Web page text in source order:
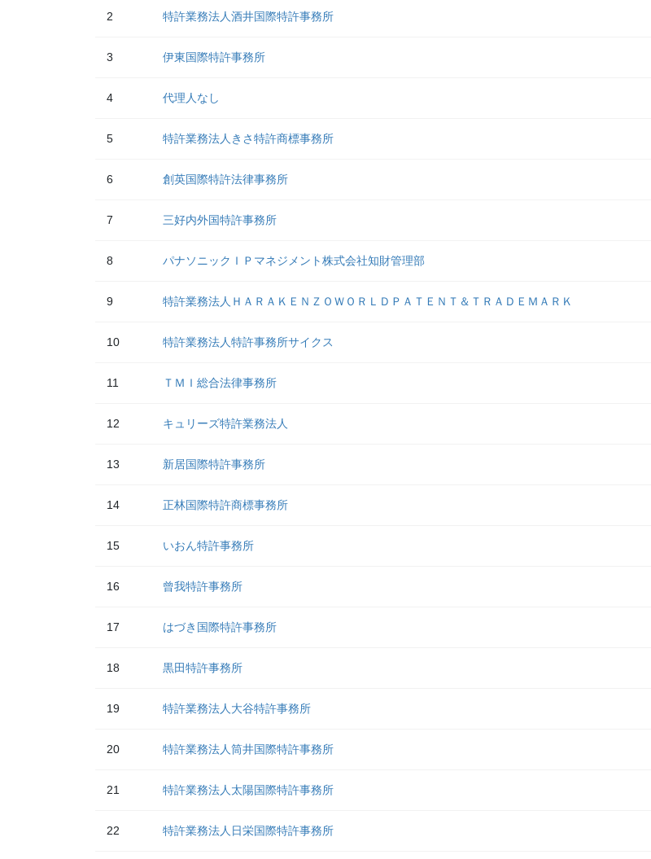
2 特許業務法人酒井国際特許事務所
3 伊東国際特許事務所
4 代理人なし
5 特許業務法人きさ特許商標事務所
6 創英国際特許法律事務所
7 三好内外国特許事務所
8 パナソニックＩＰマネジメント株式会社知財管理部
9 特許業務法人ＨＡＲＡＫＥＮＺＯＷＯＲＬＤＰＡＴＥＮＴ＆ＴＲＡＤＥＭＡＲＫ
10 特許業務法人特許事務所サイクス
11 ＴＭＩ総合法律事務所
12 キュリーズ特許業務法人
13 新居国際特許事務所
14 正林国際特許商標事務所
15 いおん特許事務所
16 曾我特許事務所
17 はづき国際特許事務所
18 黒田特許事務所
19 特許業務法人大谷特許事務所
20 特許業務法人筒井国際特許事務所
21 特許業務法人太陽国際特許事務所
22 特許業務法人日栄国際特許事務所